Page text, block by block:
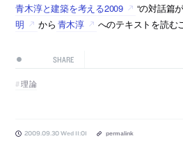
青木淳と建築を考える2009
“の対話篇
明
から 青木淳 へのテキストを読む
SHARE
理論
2009.09.30 Wed 11:01 permalink